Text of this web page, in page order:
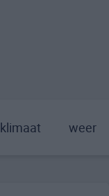
klimaat weer